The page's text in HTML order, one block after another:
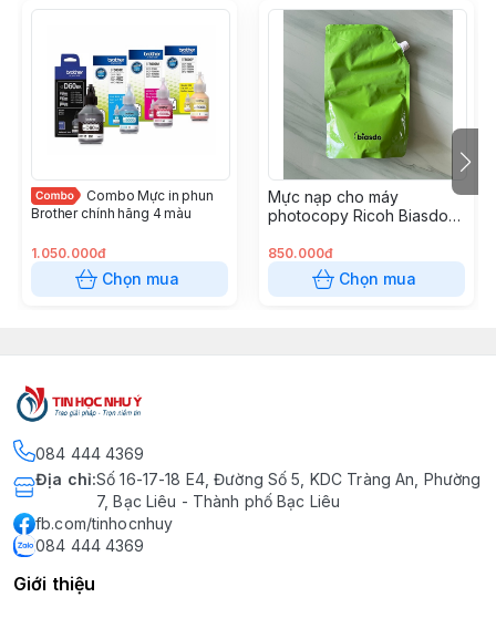
Combo Mực in phun
Brother chính hãng 4 màu
1.050.000đ
Chọn mua
Mực nạp cho máy
photocopy Ricoh Biasdo
850.000đ
Chọn mua
084 444 4369
Địa chỉ:Số 16-17-18 E4, Đường Số 5, KDC Tràng An, Phường
7, Bạc Liêu - Thành phố Bạc Liêu
fb.com/tinhocnhuy
084 444 4369
Giới thiệu